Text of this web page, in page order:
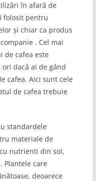
în afară de
folosit pentru
și chiar ca produs
. Cel mai
cafea este
dacă ai de gând
cafea. Aici sunt cele
de cafea trebuie
standardele
materiale de
nutrienti din sol,
Plantele care
deoarece